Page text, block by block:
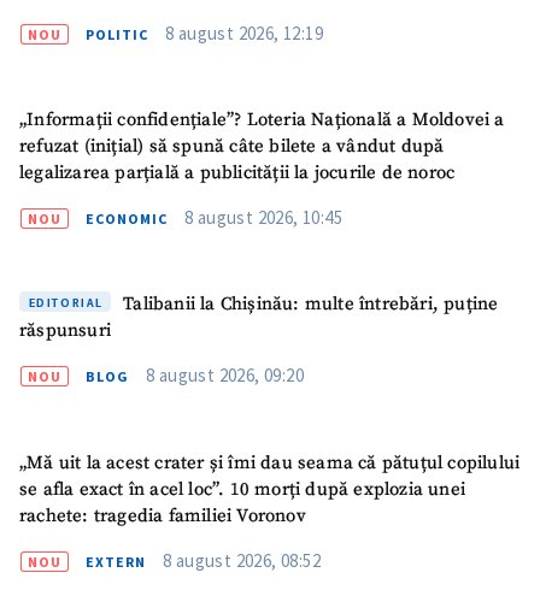
NOU POLITIC 8 august 2026, 12:19
„Informații confidențiale”? Loteria Națională a Moldovei a
refuzat (inițial) să spună câte bilete a vândut după
legalizarea parțială a publicității la jocurile de noroc
NOU ECONOMIC 8 august 2026, 10:45
EDITORIAL
Talibanii la Chișinău: multe întrebări, puține
răspunsuri
NOU BLOG 8 august 2026, 09:20
„Mă uit la acest crater și îmi dau seama că pătuțul copilului
se afla exact în acel loc”. 10 morți după explozia unei
rachete: tragedia familiei Voronov
NOU EXTERN 8 august 2026, 08:52
Link media
+ Link media
CONTACT SURSĂ
Email+ Emailul meu
Telefon
+ Telefon personal